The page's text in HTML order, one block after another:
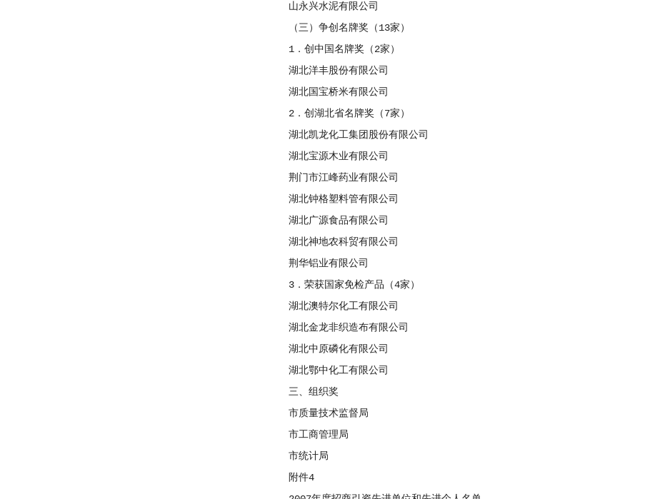
山永兴水泥有限公司
（三）争创名牌奖（13家）
1．创中国名牌奖（2家）
湖北洋丰股份有限公司
湖北国宝桥米有限公司
2．创湖北省名牌奖（7家）
湖北凯龙化工集团股份有限公司
湖北宝源木业有限公司
荆门市江峰药业有限公司
湖北钟格塑料管有限公司
湖北广源食品有限公司
湖北神地农科贸有限公司
荆华铝业有限公司
3．荣获国家免检产品（4家）
湖北澳特尔化工有限公司
湖北金龙非织造布有限公司
湖北中原磷化有限公司
湖北鄂中化工有限公司
三、组织奖
市质量技术监督局
市工商管理局
市统计局
附件4